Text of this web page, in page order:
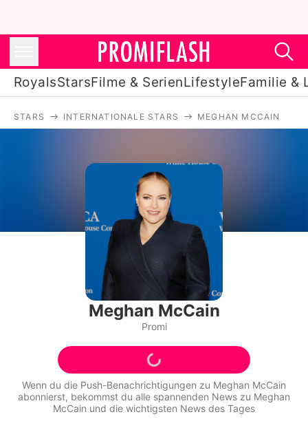
RoyalsStarsFilme & SerienLifestyleFamilie &
Filme & Serien
Lifestyle
Familie & Liebe
Promiflash Exklusiv
Alle Themen auf Promiflash
Jobs
App runterladen
Team
STARS INTERNATIONALE STARS MEGHAN MCCAIN
Meghan McCain
Promi
Wenn du die Push-Benachrichtigungen zu Meghan McCain
abonnierst, bekommst du alle spannenden News zu Meghan
McCain und die wichtigsten News des Tages